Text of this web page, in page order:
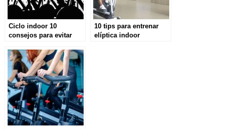
Ciclo indoor 10
consejos para evitar
10 tips para entrenar
elíptica indoor